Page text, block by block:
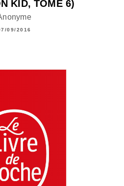
KID, TOME 6)
09/2016